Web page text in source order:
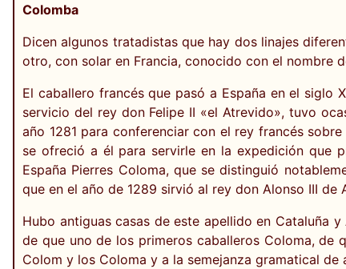
Colomba
Dicen algunos tratadistas que hay dos linajes
otro, con solar en Francia, conocido con el nombre
El caballero francés que pasó a España en el siglo
servicio del rey don Felipe II «el Atrevido», tuvo
año 1281 para conferenciar con el rey francés
se ofreció a él para servirle en la expedición que
España Pierres Coloma, que se distinguió
que en el año de 1289 sirvió al rey don Alonso III
Hubo antiguas casas de este apellido en Cataluña
de que uno de los primeros caballeros Coloma, de
Colom y los Coloma y a la semejanza gramatical